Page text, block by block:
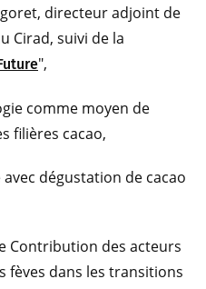
directeur adjoint de
Cirad, suivi de la
",
comme moyen de
filières cacao,
avec dégustation de cacao
Contribution des acteurs
fèves dans les transitions